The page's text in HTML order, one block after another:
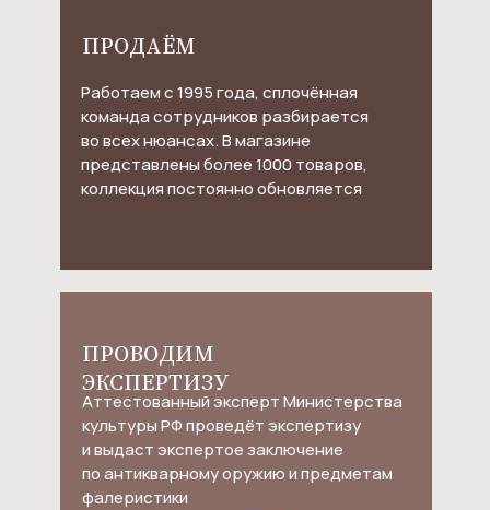
ПРОДАЁМ
Работаем с 1995 года, сплочённая
команда сотрудников разбирается
во всех нюансах. В магазине
представлены более 1000 товаров,
коллекция постоянно обновляется
ПРОВОДИМ
ЭКСПЕРТИЗУ
Аттестованный эксперт Министерства
культуры РФ проведёт экспертизу
и выдаст экспертое заключение
по антикварному оружию и предметам
фалеристики